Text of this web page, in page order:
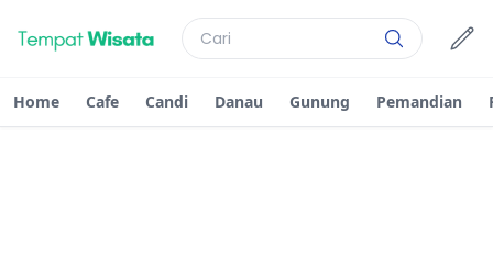
Home Cafe Candi Danau Gunung Pemandian